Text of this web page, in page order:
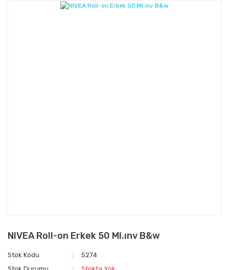
NIVEA Roll-on Erkek 50 Ml.ınv B&w
Stok Kodu
5274